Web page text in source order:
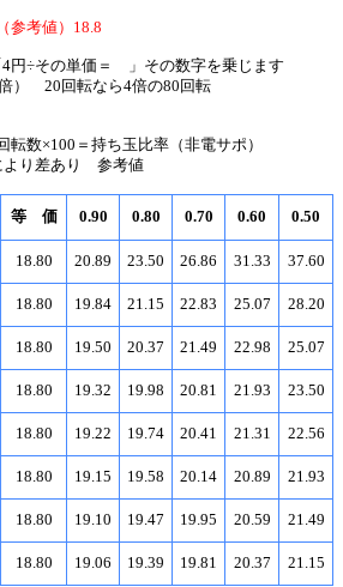
参考値）18.8
円÷その単価＝ 」その数字を乗じます
） 20回転なら4倍の80回転
数×100＝持ち玉比率（非電サポ）
より差あり 参考値
等 価 0.90 0.80 0.70 0.60 0.50
18.80 20.89 23.50 26.86 31.33 37.60
18.80 19.84 21.15 22.83 25.07 28.20
18.80 19.50 20.37 21.49 22.98 25.07
18.80 19.32 19.98 20.81 21.93 23.50
18.80 19.22 19.74 20.41 21.31 22.56
18.80 19.15 19.58 20.14 20.89 21.93
18.80 19.10 19.47 19.95 20.59 21.49
18.80 19.06 19.39 19.81 20.37 21.15